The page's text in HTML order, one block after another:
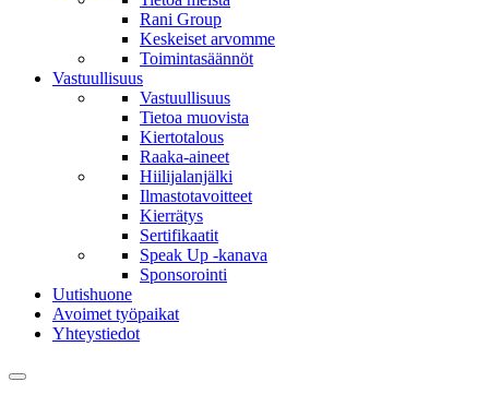
Rani Group
Keskeiset arvomme
Toimintasäännöt
Vastuullisuus
Vastuullisuus
Tietoa muovista
Kiertotalous
Raaka-aineet
Hiilijalanjälki
Ilmastotavoitteet
Kierrätys
Sertifikaatit
Speak Up -kanava
Sponsorointi
Uutishuone
Avoimet työpaikat
Yhteystiedot
Haku